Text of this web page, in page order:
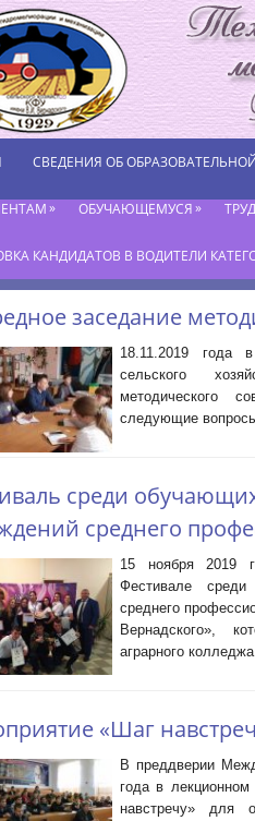
СВЕДЕНИЯ ОБ
» ОБУЧАЮЩЕМУСЯ»
КАНДИДАТОВ В ВОДИТЕЛИ
заседание
18.11.2019 года
сельского
методического
следующие
среди
среднего
15 ноября 2019
Фестивале среди
среднего
Вернадского»,
аграрного
«Шаг
В преддверии
года в
навстречу» для